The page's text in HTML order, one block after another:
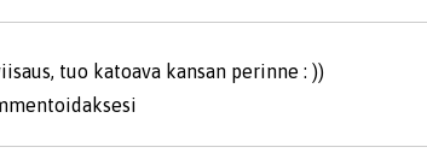
tuo katoava kansan perinne : ))